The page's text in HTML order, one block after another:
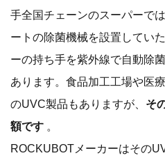
手全国チェーンのスーパーで
ートの除菌機械を設置してい
ーの持ち手を紫外線で自動除
あります。食品加工工場や医
のUVC製品もありますが、 そ
額です 。
ROCKUBOTメーカーはその